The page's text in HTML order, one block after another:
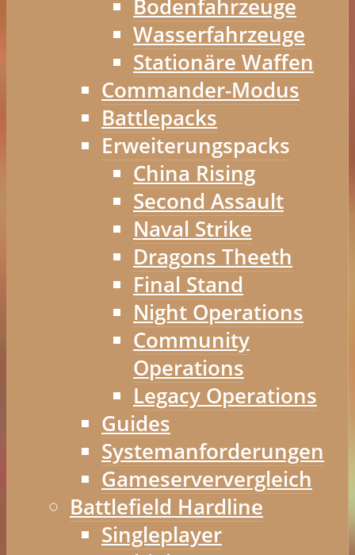
Bodenfahrzeuge
Wasserfahrzeuge
Stationäre Waffen
Commander-Modus
Battlepacks
Erweiterungspacks
China Rising
Second Assault
Naval Strike
Dragons Theeth
Final Stand
Night Operations
Community
Operations
Legacy Operations
Guides
Systemanforderungen
Gameserververgleich
Battlefield Hardline
Singleplayer